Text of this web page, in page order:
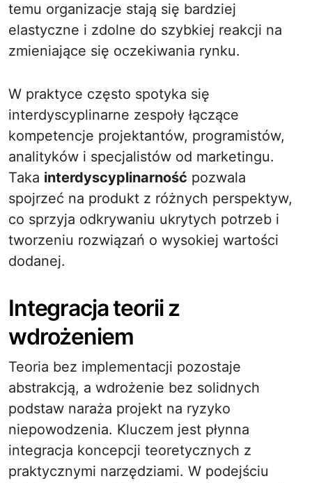
temu organizacje stają się bardziej
elastyczne i zdolne do szybkiej reakcji na
zmieniające się oczekiwania rynku.
W praktyce często spotyka się
interdyscyplinarne zespoły łączące
kompetencje projektantów, programistów,
analityków i specjalistów od marketingu.
Taka interdyscyplinarność pozwala
spojrzeć na produkt z różnych perspektyw,
co sprzyja odkrywaniu ukrytych potrzeb i
tworzeniu rozwiązań o wysokiej wartości
dodanej.
Integracja teorii z
wdrożeniem
Teoria bez implementacji pozostaje
abstrakcją, a wdrożenie bez solidnych
podstaw naraża projekt na ryzyko
niepowodzenia. Kluczem jest płynna
integracja koncepcji teoretycznych z
praktycznymi narzędziami. W podejściu